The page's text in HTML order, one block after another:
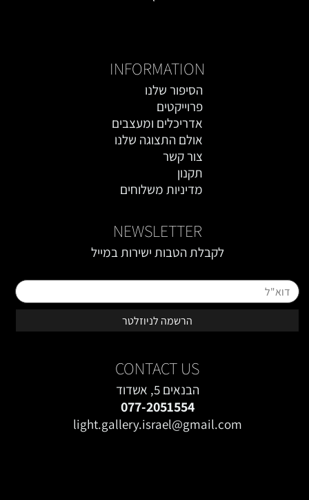
INFORMATION
הסיפור שלנו
פרוייקטים
אדריכלים ומעצבים
אולם התצוגה שלנו
צור קשר
תקנון
מדיניות משלוחים
NEWSLETTER
לקבלת הטבות ישירות במייל
CONTACT US
הבנאים 5, אשדוד
077-2051554
light.gallery.israel@gmail.com